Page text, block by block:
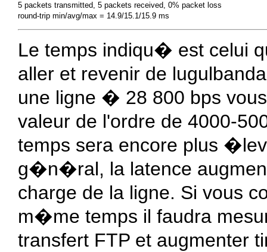
5 packets transmitted, 5 packets received, 0% packet loss
Le temps indiqu� est celui
aller et revenir de
une ligne � 28 800 bps
valeur de l'ordre de 4000-
temps sera encore plus
g�n�ral, la latence
charge de la ligne. Si vous
m�me temps il faudra
transfert FTP et augmenter